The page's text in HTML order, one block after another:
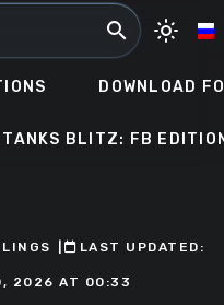
search light_mode
DOWNLOAD
TANKS BLITZ: FB
ㅤLAST UPDATED:
2026 AT 00:33